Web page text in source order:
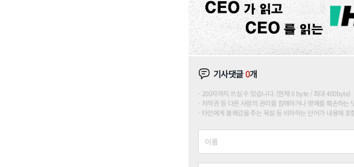
기사댓글0개
200자까지 쓰실 수 있습니다. (현재 0 byte / 최대 400byte)
저작권 등 다른 사람의 권리를 침해하거나 명예를 훼손하는
타인에게 불쾌감을 주는 욕설 등 비하하는 단어가 내용에